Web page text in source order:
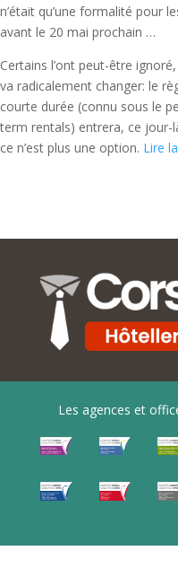
n’était qu’une formalité pour
avant le 20 mai prochain …
Certains l’ont peut-être
va radicalement changer: le
courte durée (connu sous le
term rentals) entrera, ce jour-
ce n’est plus une option. Lire
Les agences et